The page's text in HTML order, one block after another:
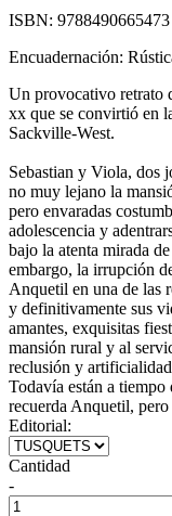
ISBN: 9788490665473
Encuadernación:
Un provocativo retrato
xx que se convirtió en
Sackville-West.
Sebastian y Viola, dos
no muy lejano la
pero envaradas
adolescencia y
bajo la atenta mirada
embargo, la irrupción
Anquetil en una de las
y definitivamente sus
amantes, exquisitas
mansión rural y al
reclusión y
Todavía están a tiempo
recuerda Anquetil, pero
Editorial:
Cantidad
-